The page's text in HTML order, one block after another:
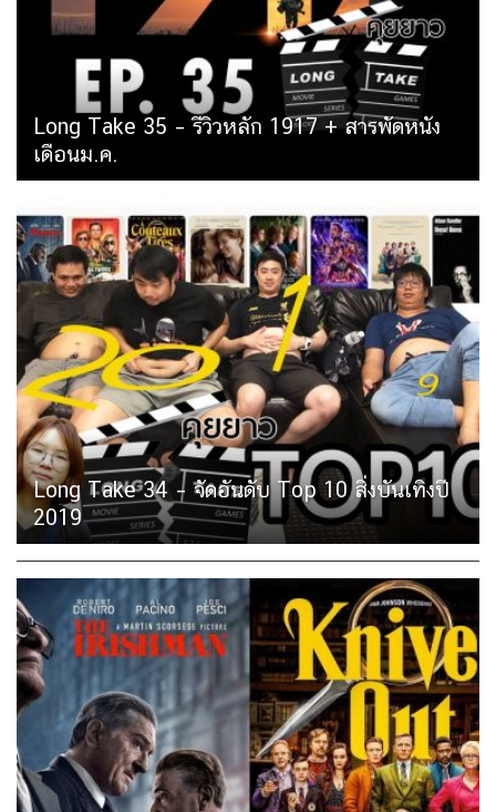
Long Take 35 – รีวิวหลัก 1917 + สารพัดหนัง
เดือนม.ค.
Long Take 34 – จัดอันดับ Top 10 สิ่งบันเทิงปี
2019
Long Take 33 – รีวิว Star Wars: The Rise of
Skywalker